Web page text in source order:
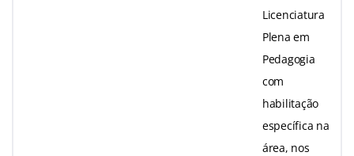
Licenciatura
Plena em
Pedagogia
com
habilitação
específica na
área, nos